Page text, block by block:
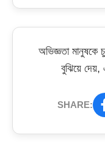
অভিজ্ঞতা মানুষকে
বুঝিয়ে দেয়,
SHARE: